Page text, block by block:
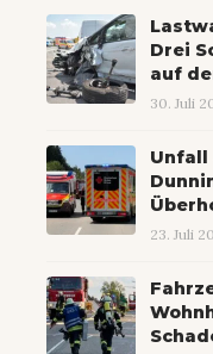
Drei
auf
30. Juli
Unfall
23. Juli